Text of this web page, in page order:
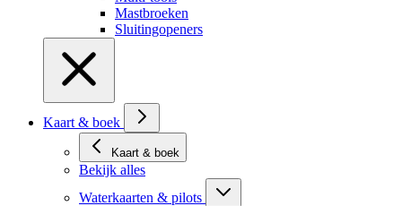
Mastbroeken
Sluitingopeners
Kaart & boek
Kaart & boek
Bekijk alles
Waterkaarten & pilots